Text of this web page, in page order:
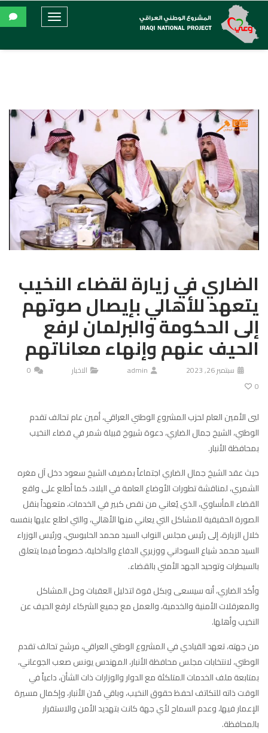
الضاري في زيارة لقضاء النخيب
يتعهد للأهالي بإيصال صوتهم
إلى الحكومة والبرلمان لرفع
الحيف عنهم وإنهاء معاناتهم
سبتمبر 26, 2023 admin الاخبار
0
0
لبى الأمين العام لحزب المشروع الوطني العراقي، أمين عام تحالف تقدم
الوطني، الشيخ جمال الضاري، دعوة شيوخ قبيلة شمر في قضاء النخيب
بمحافظة الأنبار.
حيث عقد الشيخ جمال الضاري اجتماعاً بمضيف الشيخ سعود دخل آل مغره
الشمري، لمناقشة تطورات الأوضاع العامة في البلاد، كما أطلع على واقع
القضاء المأساوي، الذي يُعاني من نقص كبير في الخدمات، متعهداً بنقل
الصورة الحقيقية للمشاكل التي يعاني منها الأهالي، والتي اطلع عليها بنفسه
خلال الزيارة، إلى رئيس مجلس النواب السيد محمد الحلبوسي، ورئيس الوزراء
السيد محمد شياع السوداني ووزيري الدفاع والداخلية، خصوصاً فيما يتعلق
بالسيطرات وتوحيد الجهد الأمني بالقضاء.
وأكد الضاري، أنه سيسعى وبكل قوة لتذليل العقبات وحل المشاكل
والمعرقلات الأمنية والخدمية، والعمل مع جميع الشركاء لرفع الحيف عن
النخيب وأهلها.
من جهته، تعهد القيادي في المشروع الوطني العراقي، مرشح تحالف تقدم
الوطني، لانتخابات مجلس محافظة الأنبار، المهندس يونس صعب الجوعاني،
بمتابعة ملف الخدمات المتلكئة مع الدوار والوزارات ذات الشأن، داعياً في
الوقت ذاته للتكاتف لحفظ حقوق النخيب، وباقي مُدن الأنبار، وإكمال مسيرة
الإعمار فيها، وعدم السماح لأي جهة كانت بتهديد الأمن والاستقرار
بالمحافظة.